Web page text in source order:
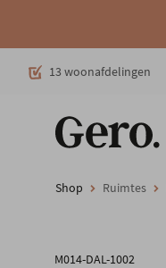
13 woonafdelingen
Promoties Producten
Shop Ruimtes
M014-DAL-1002